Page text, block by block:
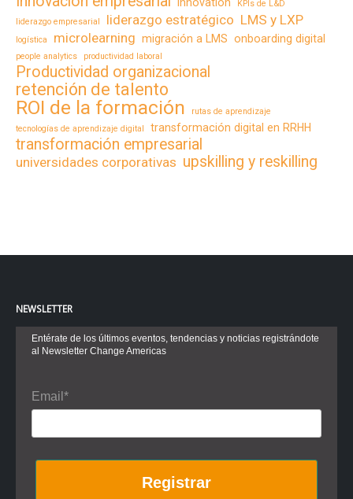
KPIs de L&D
liderazgo empresarial
liderazgo estratégico LMS y LXP
logística microlearning migración a LMS onboarding digital
people analytics productividad laboral
Productividad organizacional
retención de talento
ROI de la formación
rutas de aprendizaje
tecnologías de aprendizaje digital
transformación digital en RRHH
transformación empresarial
universidades corporativas upskilling y reskilling
NEWSLETTER
Entérate de los últimos eventos, tendencias y noticias registrándote
al Newsletter Change Americas
Email*
Registrar